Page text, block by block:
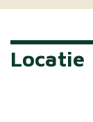
Locatie